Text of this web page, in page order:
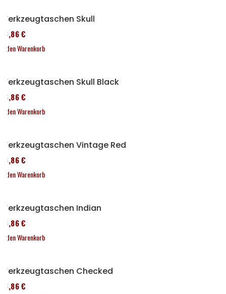
Werkzeugtaschen Skull
76,86 €
In den Warenkorb
Werkzeugtaschen Skull Black
76,86 €
In den Warenkorb
Werkzeugtaschen Vintage Red
76,86 €
In den Warenkorb
Werkzeugtaschen Indian
76,86 €
In den Warenkorb
Werkzeugtaschen Checked
76,86 €